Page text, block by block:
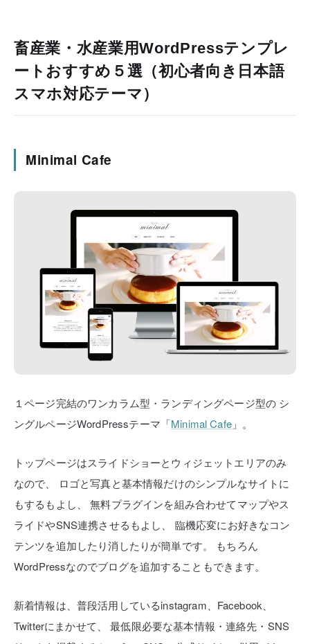
畜産業・水産業用WordPressテンプレ
ートおすすめ５選（初心者向き日本語
スマホ対応テーマ）
Minimal Cafe
１ページ完結のワンカラム型・ランディングページ型の シ
ングルページWordPressテーマ「Minimal Cafe」。
トップページはスライドショーとウィジェットエリアのみ
なので、
ロゴと写真と基本情報だけのシンプルなサイトに
もするもよし、
無料プラグインを組み合わせてマップやス
ライドやSNS連携させるもよし、
臨機応変にお好きなコン
テンツを追加したり消したりが簡単です。
もちろん
WordPressなのでブログを追加することもできます。
新着情報は、普段活用しているinstagram、Facebook、
Twitterにまかせて、
最低限必要な基本情報・連絡先・SNS